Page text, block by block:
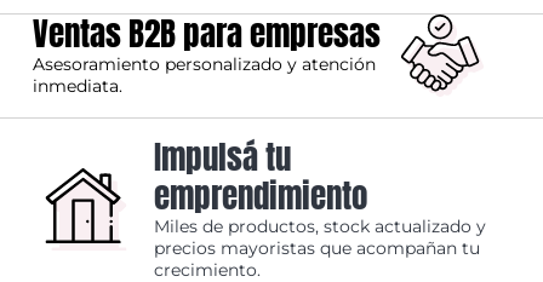
Ventas B2B para empresas
Asesoramiento personalizado y atención
inmediata.
Impulsá tu
emprendimiento
Miles de productos, stock actualizado y
precios mayoristas que acompañan tu
crecimiento.